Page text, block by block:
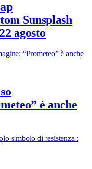
Sunsplash
agosto
è anche